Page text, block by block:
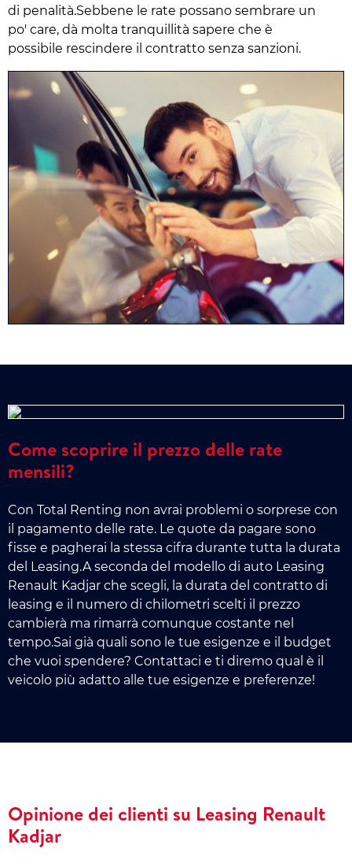
di penalità.Sebbene le rate possano sembrare un
po' care, dà molta tranquillità sapere che è
possibile rescindere il contratto senza sanzioni.
Come scoprire il prezzo delle rate
mensili?
Con Total Renting non avrai problemi o sorprese con
il pagamento delle rate. Le quote da pagare sono
fisse e pagherai la stessa cifra durante tutta la durata
del Leasing.A seconda del modello di auto Leasing
Renault Kadjar che scegli, la durata del contratto di
leasing e il numero di chilometri scelti il prezzo
cambierà ma rimarrà comunque costante nel
tempo.Sai già quali sono le tue esigenze e il budget
che vuoi spendere? Contattaci e ti diremo qual è il
veicolo più adatto alle tue esigenze e preferenze!
Opinione dei clienti su Leasing Renault
Kadjar